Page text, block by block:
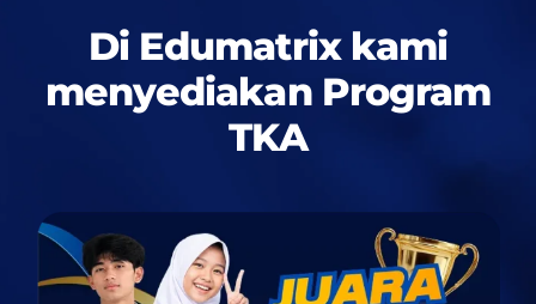
Di Edumatrix kami
menyediakan Program
TKA